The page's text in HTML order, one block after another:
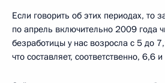
Если говорить об этих периодах, то
по апрель включительно 2009 года
безработицы у нас возросла с 5 до
что составляет, соответственно, 6,6